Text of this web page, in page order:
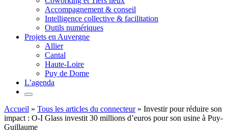
Accompagnement & conseil
Intelligence collective & facilitation
Outils numériques
Projets en Auvergne
Allier
Cantal
Haute-Loire
Puy de Dome
L’agenda
Accueil » Tous les articles du connecteur» Investir pour réduire son
impact : O-I Glass investit 30 millions d’euros pour son usine à Puy-
Guillaume